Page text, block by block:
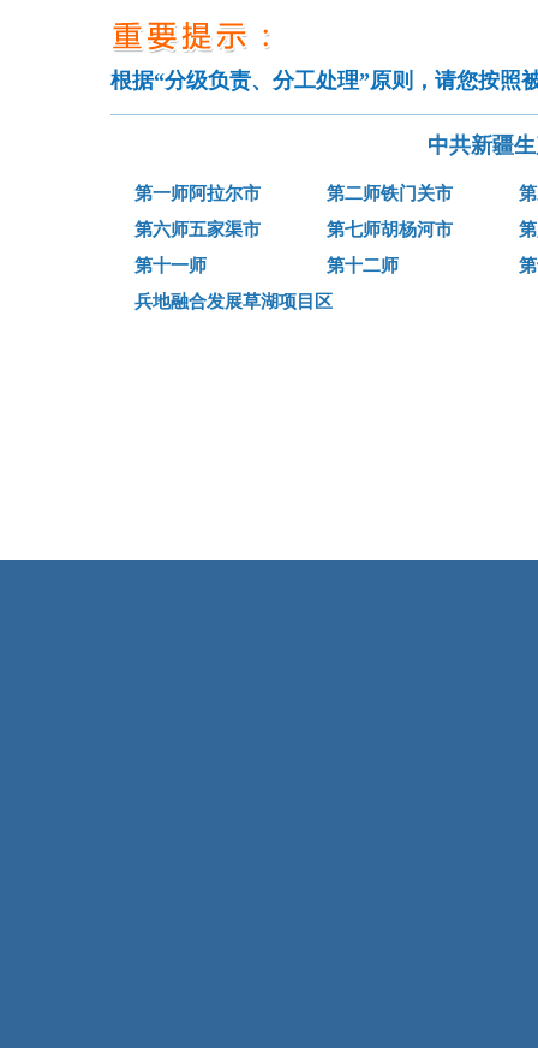
根据“分级负责、分工处理”原则，请您按照
中共新疆
第一师阿拉尔市 第二师铁门关市
第六师五家渠市
第七师胡杨河市
第十一师
第十二师
兵地融合发展草湖项目区